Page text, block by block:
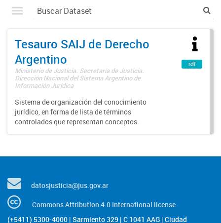
Tesauro SAIJ de Derecho
Argentino
Ministerio de Justicia. Secretaría de Justicia.
Dirección Nacional del Sistema Argentino de
Información Jurídica
Sistema de organización del conocimiento
jurídico, en forma de lista de términos
controlados que representan conceptos.
rdf
datosjusticia@jus.gov.ar
Commons Attribution 4.0 International license
(+5411) 5300-4000 | Sarmiento 329 | C 1041 AAG | Ciudad